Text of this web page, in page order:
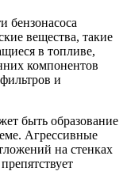
бензонасоса
вещества, такие
в топливе,
компонентов
и
быть образование
Агрессивные
на стенках